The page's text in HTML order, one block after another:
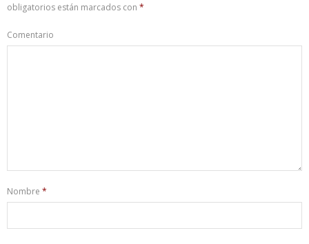
obligatorios están marcados con *
Comentario
Nombre *